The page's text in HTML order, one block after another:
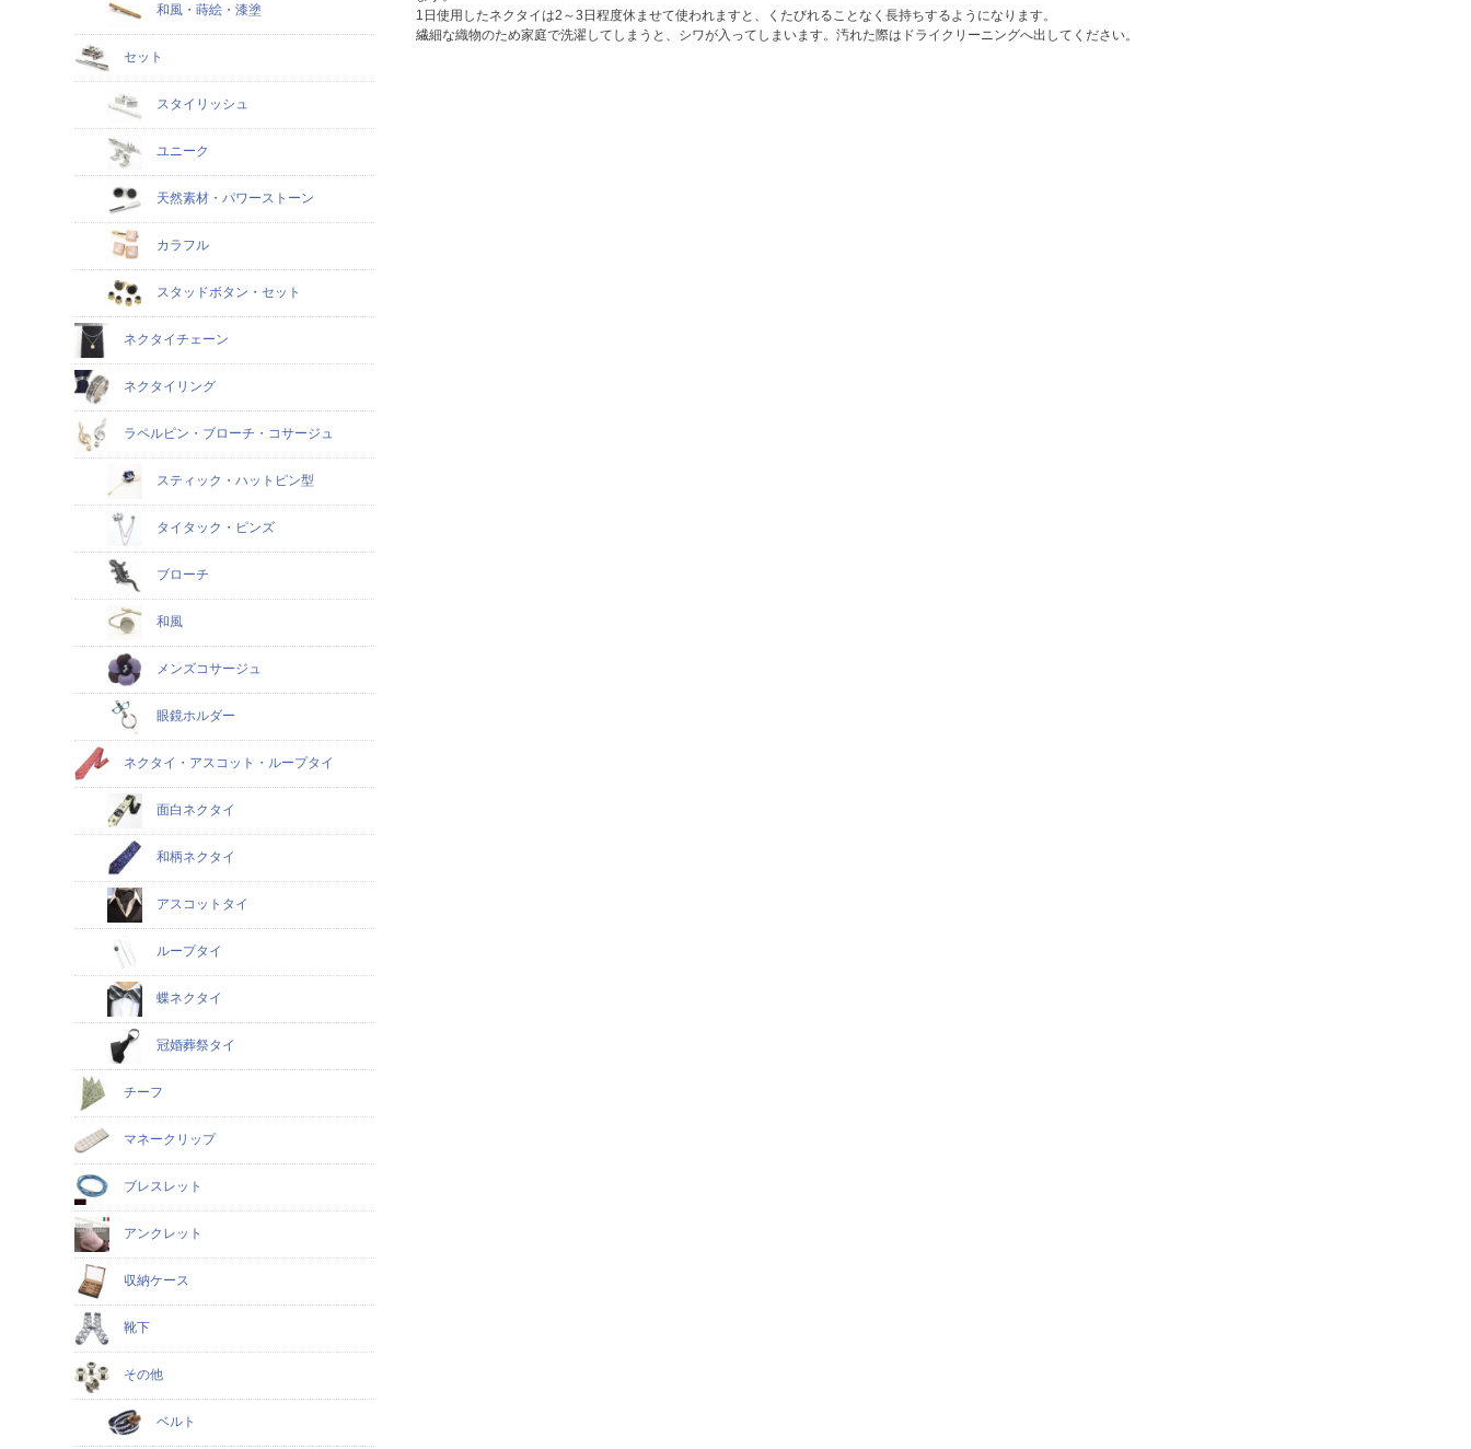
1日使用したネクタイは2～3日程度休ませて使われますと、くたびれることなく長持ちするようになります。
繊細な織物のため家庭で洗濯してしまうと、シワが入ってしまいます。汚れた際はドライクリーニングへ出してください。
和風・蒔絵・漆塗
セット
スタイリッシュ
ユニーク
天然素材・パワーストーン
カラフル
スタッドボタン・セット
ネクタイチェーン
ネクタイリング
ラペルピン・ブローチ・コサージュ
スティック・ハットピン型
タイタック・ピンズ
ブローチ
和風
メンズコサージュ
眼鏡ホルダー
ネクタイ・アスコット・ループタイ
面白ネクタイ
和柄ネクタイ
アスコットタイ
ループタイ
蝶ネクタイ
冠婚葬祭タイ
チーフ
マネークリップ
ブレスレット
アンクレット
収納ケース
靴下
その他
ベルト